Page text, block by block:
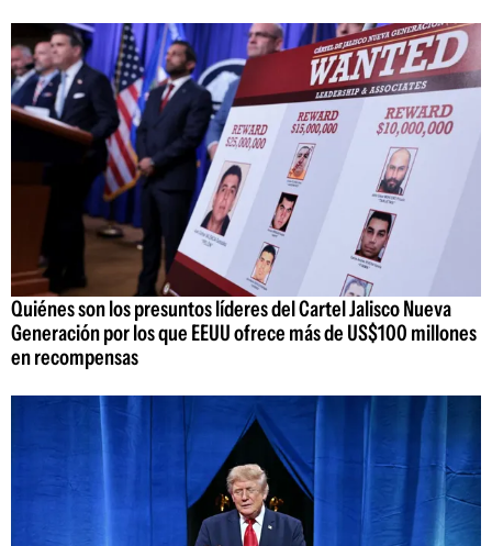
Quiénes son los presuntos líderes del Cartel Jalisco Nueva
Generación por los que EEUU ofrece más de US$100 millones
en recompensas